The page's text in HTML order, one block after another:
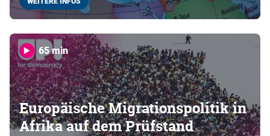
65 min
Europäische Migrationspolitik in
Afrika auf dem Prüfstand